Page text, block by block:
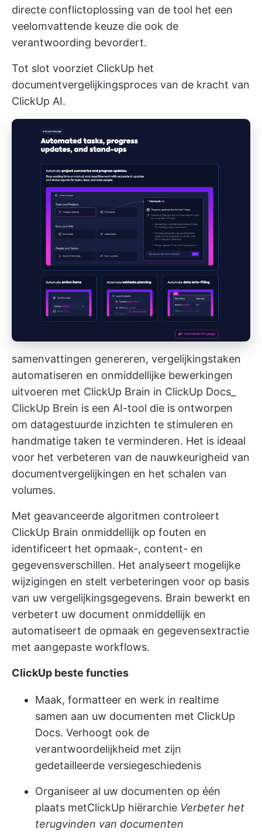
directe conflictoplossing van de tool het een
veelomvattende keuze die ook de
verantwoording bevordert.
Tot slot voorziet ClickUp het
documentvergelijkingsproces van de kracht van
ClickUp AI.
samenvattingen genereren, vergelijkingstaken
automatiseren en onmiddellijke bewerkingen
uitvoeren met ClickUp Brain in ClickUp Docs_
ClickUp Brein is een AI-tool die is ontworpen
om datagestuurde inzichten te stimuleren en
handmatige taken te verminderen. Het is ideaal
voor het verbeteren van de nauwkeurigheid van
documentvergelijkingen en het schalen van
volumes.
Met geavanceerde algoritmen controleert
ClickUp Brain onmiddellijk op fouten en
identificeert het opmaak-, content- en
gegevensverschillen. Het analyseert mogelijke
wijzigingen en stelt verbeteringen voor op basis
van uw vergelijkingsgegevens. Brain bewerkt en
verbetert uw document onmiddellijk en
automatiseert de opmaak en gegevensextractie
met aangepaste workflows.
ClickUp beste functies
Maak, formatteer en werk in realtime
samen aan uw documenten met ClickUp
Docs. Verhoogt ook de
verantwoordelijkheid met zijn
gedetailleerde versiegeschiedenis
Organiseer al uw documenten op één
plaats metClickUp hiërarchie Verbeter het
terugvinden van documenten